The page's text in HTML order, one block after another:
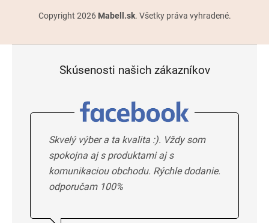
Copyright 2026 Mabell.sk. Všetky práva vyhradené.
Skúsenosti našich zákazníkov
Skvelý výber a ta kvalita :). Vždy som
spokojna aj s produktami aj s
komunikaciou obchodu. Rýchle dodanie.
odporučam 100%